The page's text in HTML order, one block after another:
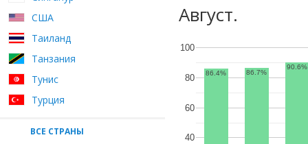
США
Таиланд
Танзания
Тунис
Турция
ВСЕ СТРАНЫ
Август.
40
60
80
100
86.4% 86.7%
90.6%